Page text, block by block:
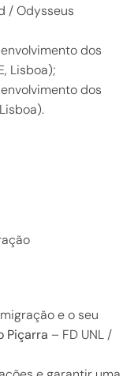
/ Odysseus
dos
Lisboa);
dos
e o seu
Piçarra – FD UNL /